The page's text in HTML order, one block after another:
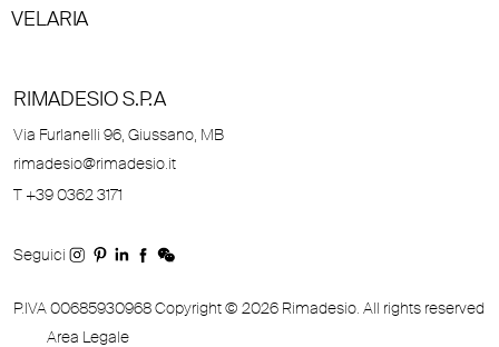
VELARIA
RIMADESIO S.P.A
Via Furlanelli 96, Giussano, MB
rimadesio@rimadesio.it
T +39 0362 3171
Seguici
P.IVA 00685930968 Copyright © 2026 Rimadesio. All rights reserved
Area Legale